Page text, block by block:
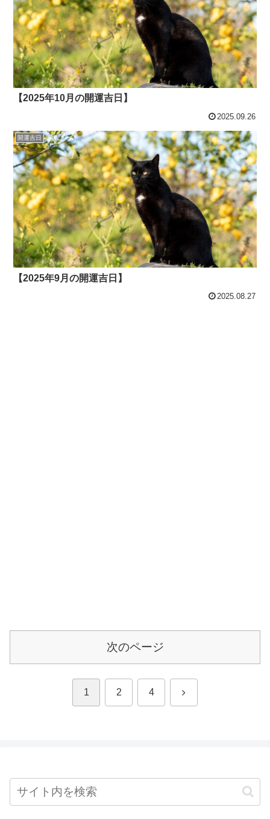
【2025年10月の開運吉日】
2025.09.26
開運吉日
【2025年9月の開運吉日】
2025.08.27
次のページ
1 2 4 次